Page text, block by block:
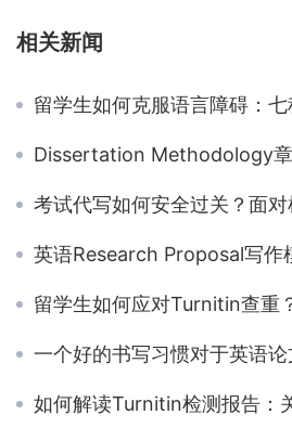
相关新闻
留学生如何克服语言障碍：
Dissertation Methodology章节如何写
考试代写如何安全过关？面对检
英语Research Proposal写作模板
留学生如何应对Turnitin查重？工作原理及
一个好的书写习惯对于英语论文
如何解读Turnitin检测报告：